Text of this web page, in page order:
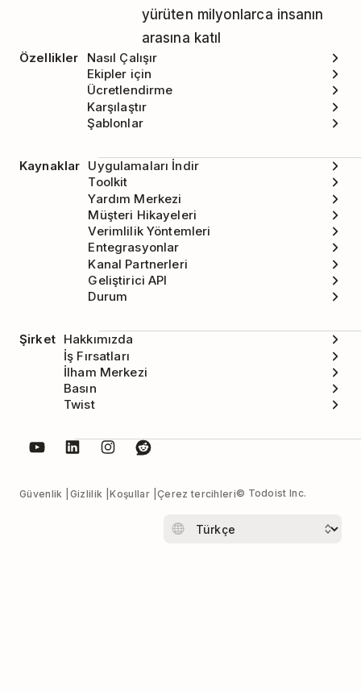
yürüten milyonlarca insanın
arasına katıl
Özellikler
Nasıl Çalışır
Ekipler için
Ücretlendirme
Karşılaştır
Şablonlar
Kaynaklar Uygulamaları İndir
Toolkit
Yardım Merkezi
Müşteri Hikayeleri
Verimlilik Yöntemleri
Entegrasyonlar
Kanal Partnerleri
Geliştirici API
Durum
Şirket Hakkımızda
İş Fırsatları
İlham Merkezi
Basın
Twist
Güvenlik Gizlilik Koşullar Çerez tercihleri© Todoist Inc.